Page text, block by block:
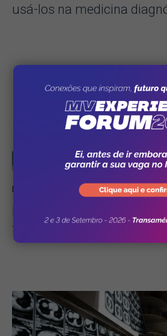
usá-los na medicina
Medicina Diagnóstica 19/08/2016
tratamentos são mais